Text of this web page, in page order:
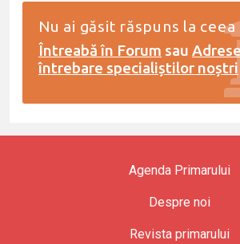
Nu ai găsit răspuns la ceea
Întreabă în Forum sau
întrebare specialiștilor noștri
Agenda Primarului
Despre noi
Revista primarului